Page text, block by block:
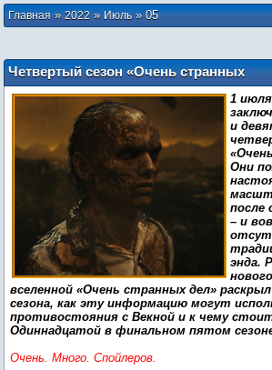
Главная»2022 » Июль » 05
Четвертый сезон «Очень странных
дел»: объяснение концовки и что
в пятом сезоне
1
и
Они
после
– и
энда.
вселенной «Очень странных дел»
сезона, как эту информацию могут
противостояния с Векной и к чему
Одиннадцатой в финальном пятом
Очень. Много. Спойлеров.